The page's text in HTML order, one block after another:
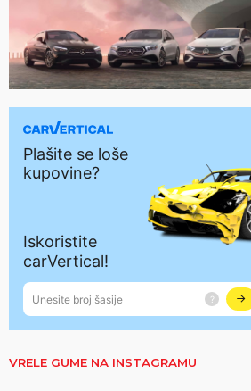
VRELE GUME NA INSTAGRAMU